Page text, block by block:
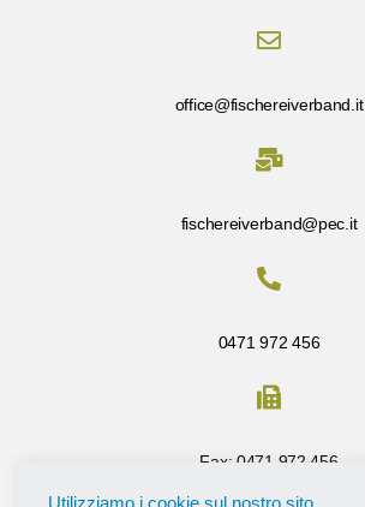
office@fischereiverband.it
fischereiverband@pec.it
0471 972 456
Fax: 0471 972 456